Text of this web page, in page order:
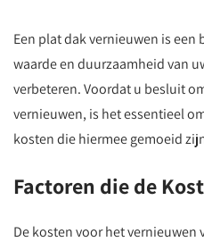
Een plat dak vernieuwen is
waarde en duurzaamheid van
verbeteren. Voordat u besluit
vernieuwen, is het essentieel
kosten die hiermee gemoeid
Factoren die de
De kosten voor het vernieuwen